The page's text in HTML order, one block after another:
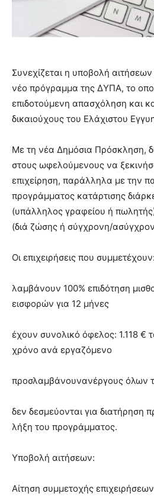
Συνεχίζεται η υποβολή αιτήσεων
νέο πρόγραμμα της ΔΥΠΑ, το
επιδοτούμενη απασχόληση και
δικαιούχους του Ελάχιστου
Με τη νέα Δημόσια Πρόσκληση,
στους ωφελούμενους να
επιχείρηση, παράλληλα με την
προγράμματος κατάρτισης
(υπάλληλος γραφείου ή
(διά ζώσης ή σύγχρονη/
Οι επιχειρήσεις που συμμετέχουν:
λαμβάνουν 100% επιδότηση
εισφορών για 12 μήνες
έχουν συνολικό όφελος: 1.118 €
χρόνο ανά εργαζόμενο
προσλαμβάνουνανέργους όλων
δεν δεσμεύονται για διατήρηση
λήξη του προγράμματος.
Υποβολή αιτήσεων:
Αίτηση συμμετοχής